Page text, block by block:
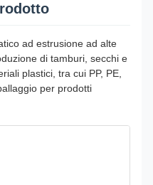
ad estrusione ad alte
di tamburi, secchi e
plastici, tra cui PP, PE,
per prodotti